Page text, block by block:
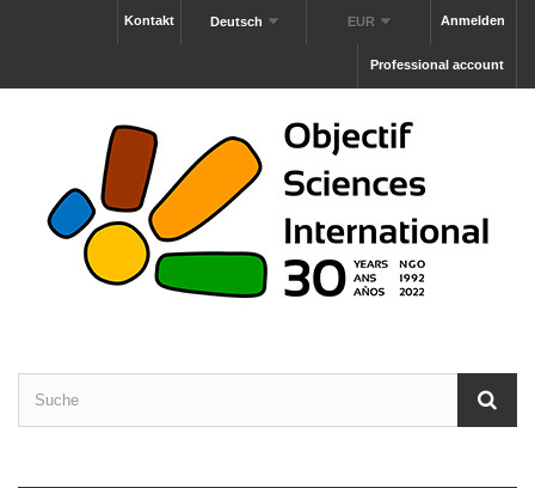
Anmelden
EUR
Deutsch
Kontakt
Professional account